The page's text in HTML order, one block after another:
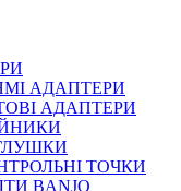
АДАПТЕРИ
АДАПТЕРИ
ТОЧКИ
BANJO